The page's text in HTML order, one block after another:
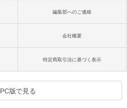
編集部へのご連絡
会社概要
特定商取引法に基づく表示
PC版で見る